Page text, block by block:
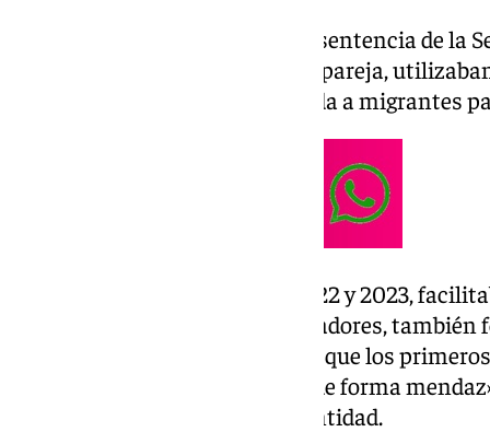
Según se declara probado en la sentencia de la
principales acusados, que eran pareja,
real, y una asociación para ayuda a migrantes
Así, dice la resolución, entre 2022 y 2023,
documentación de otros trabajadores, también
situación legal en España, para que los
trabajar en el país, utilizando «de forma
verdaderos, y dándoles otra identidad.